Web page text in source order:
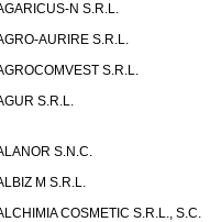
N S.R.L.
AURIRE S.R.L.
S.R.L.
S.R.L.
S.N.C.
M S.R.L.
COSMETIC S.R.L., S.C.